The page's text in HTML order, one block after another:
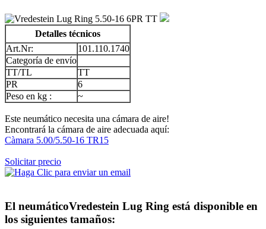
Detalles técnicos
Art.Nr:
101.110.1740
Categoría de envío
TT/TL
TT
PR
6
Peso en kg :
~
Este neumático necesita una cámara de aire!
Encontrará la cámara de aire adecuada aquí:
Càmara 5.00/5.50-16 TR15
Solicitar precio
El neumáticoVredestein Lug Ring está disponible en
los siguientes tamaños: